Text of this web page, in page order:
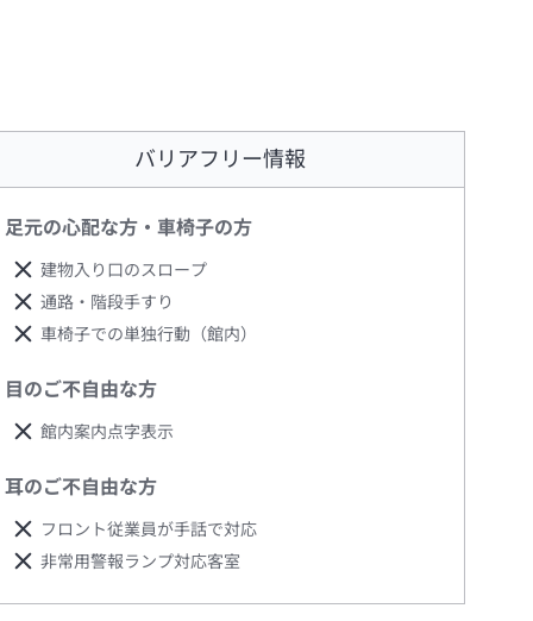
バリアフリー情報
足元の心配な方・車椅子の方
建物入り口のスロープ
通路・階段手すり
車椅子での単独行動（館内）
目のご不自由な方
館内案内点字表示
耳のご不自由な方
フロント従業員が手話で対応
非常用警報ランプ対応客室